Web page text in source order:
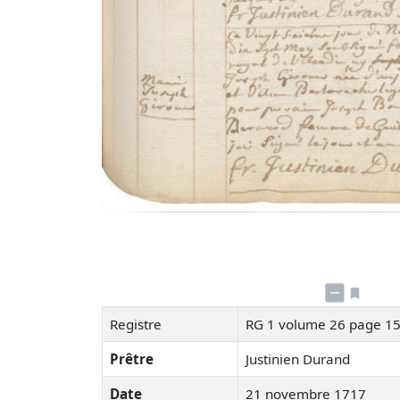
Registre
RG 1 volume 26 page
Prêtre
Justinien Durand
Date
21 novembre 1717